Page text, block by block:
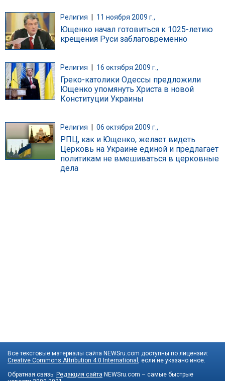
Религия | 11 ноября 2009 г.,
Ющенко начал готовиться к 1025-летию
крещения Руси заблаговременно
Религия 16 октября 2009 г.,
Греко-католики Одессы предложили
Ющенко упомянуть Христа в новой
Конституции Украины
Религия 06 октября 2009 г.,
РПЦ, как и Ющенко, желает видеть
Церковь на Украине единой и предлагает
политикам не вмешиваться в церковные
дела
Все текстовые материалы сайта NEWSru.com доступны по лицензии:
Creative Commons Attribution 4.0 International , если не указано иное.
Обратная связь: Редакция сайта NEWSru.com – самые быстрые